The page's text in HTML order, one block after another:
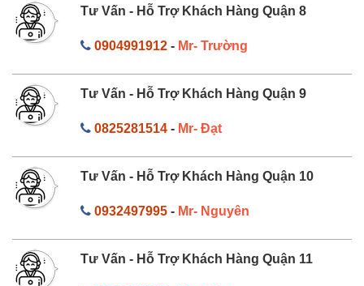
Tư Vấn - Hỗ Trợ Khách Hàng Quận 8
0904991912- Mr- Trường
Tư Vấn - Hỗ Trợ Khách Hàng Quận 9
0825281514- Mr- Đạt
Tư Vấn - Hỗ Trợ Khách Hàng Quận 10
0932497995- Mr- Nguyên
Tư Vấn - Hỗ Trợ Khách Hàng Quận 11